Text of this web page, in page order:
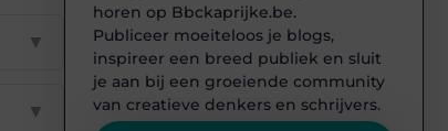
▼
▼
horen op Bbckaprijke.be.
Publiceer moeiteloos je blogs,
inspireer een breed publiek en sluit
je aan bij een groeiende community
van creatieve denkers en schrijvers.